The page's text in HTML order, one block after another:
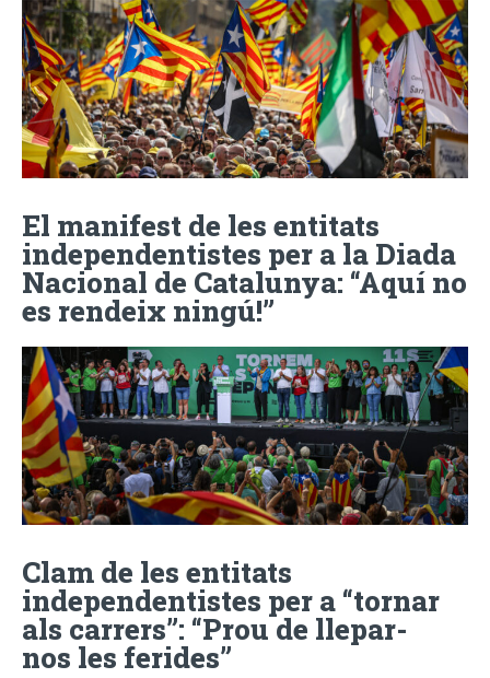
El manifest de les entitats
independentistes per a la Diada
Nacional de Catalunya: “Aquí no
es rendeix ningú!”
Clam de les entitats
independentistes per a “tornar
als carrers”: “Prou de llepar-
nos les ferides”